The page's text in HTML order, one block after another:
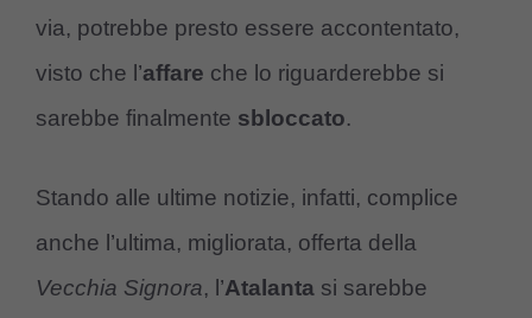
via, potrebbe presto essere accontentato,
visto che l’affare che lo riguarderebbe si
sarebbe finalmente sbloccato.
Stando alle ultime notizie, infatti, complice
anche l’ultima, migliorata, offerta della
Vecchia Signora, l’Atalanta si sarebbe